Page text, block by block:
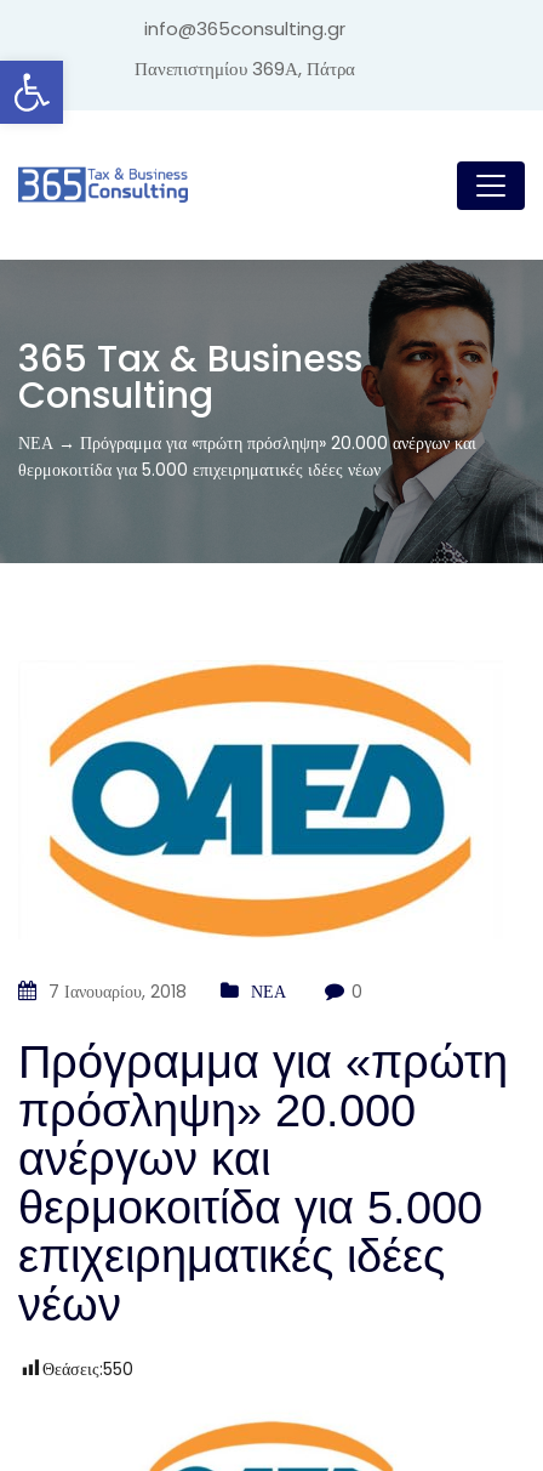
Ανοίξτε τη γραμμή εργαλείων
info@365consulting.gr
Πανεπιστημίου 369Α, Πάτρα
365 Tax & Business
Consulting
ΝΕΑ → Πρόγραμμα για «πρώτη πρόσληψη» 20.000 ανέργων και
θερμοκοιτίδα για 5.000 επιχειρηματικές ιδέες νέων
7 Ιανουαρίου, 2018 ΝΕΑ 0
Πρόγραμμα για «πρώτη
πρόσληψη» 20.000
ανέργων και
θερμοκοιτίδα για 5.000
επιχειρηματικές ιδέες
νέων
Θεάσεις:550